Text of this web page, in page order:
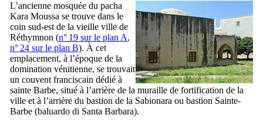
L’ancienne mosquée du pacha
Kara Moussa se trouve dans le
coin sud-est de la vieille ville de
Réthymnon (n° 19 sur le plan A,
n° 24 sur le plan B). À cet
emplacement, à l’époque de la
domination vénitienne, se trouvait
un couvent franciscain dédié à
sainte Barbe, situé à l’arrière de la muraille de fortification de la
ville et à l’arrière du bastion de la Sabionara ou bastion Sainte-
Barbe (baluardo di Santa Barbara).